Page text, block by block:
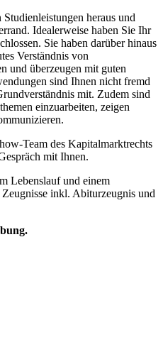
heraus und
Idealerweise haben Sie Ihr
Sie haben darüber hinaus
Verständnis von
und überzeugen mit guten
sind Ihnen nicht fremd
mit. Zudem sind
einzuarbeiten, zeigen
Team des Kapitalmarktrechts
mit Ihnen.
Lebenslauf und einem
inkl. Abiturzeugnis und